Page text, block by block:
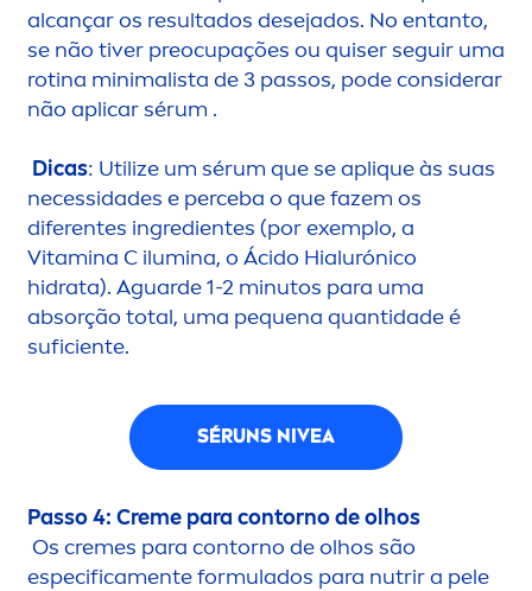
alcançar os resultados desejados. No entanto,
se não tiver preocupações ou quiser seguir uma
rotina minimalista de 3 passos, pode considerar
não aplicar sérum .
Dicas: Utilize um sérum que se aplique às suas
necessidades e perceba o que fazem os
diferentes ingredientes (por exemplo, a
Vitamina C ilumina, o Ácido Hialurónico
hidrata). Aguarde 1-2 minutos para uma
absorção total, uma pequena quantidade é
suficiente.
SÉRUNS NIVEA
Passo 4: Creme para contorno de olhos
Os cremes para contorno de olhos são
especificamente formulados para nutrir a pele